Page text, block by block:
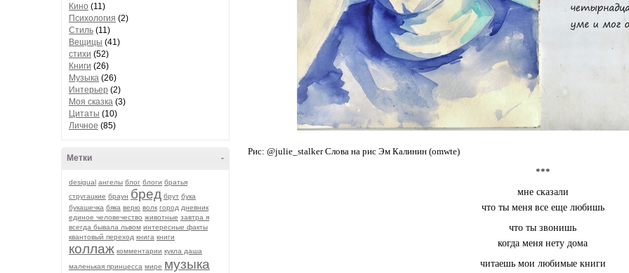
Кино (11)
Психология (2)
Стиль (11)
Вещицы (41)
стихи (52)
Книги (26)
Музыка (26)
Интерьер (2)
Моя сказка (3)
Цитаты (10)
Личное (85)
-
Метки
desigual ангелы блог блоги братья
стругацкие браун бред брут бука
букашечка бяка верю волк город дневник
единое человечество животные завтра я
всегда бывала львом интересные факты
квантовый переход книга книги
коллаж комментарии кукла даша
маленькая принцесса мире музыка
Рис: @julie_stalker Слова на рис Эм Калинин (omwte)
***
мне сказали
что ты меня все еще любишь
что ты звонишь
когда меня нету дома
читаешь мои любимые книги